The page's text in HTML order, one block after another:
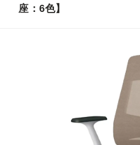
座：6色】